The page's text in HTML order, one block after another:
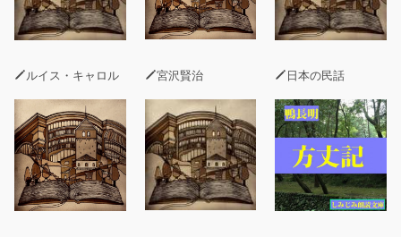
ルイス・キャロル 宮沢賢治 日本の民話